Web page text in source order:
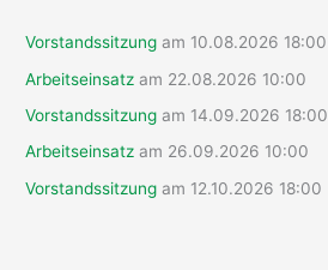
n
n
a
Vorstandssitzung am 10.08.2026 18:00
Arbeitseinsatz am 22.08.2026 10:00
Vorstandssitzung am 14.09.2026 18:00
Arbeitseinsatz am 26.09.2026 10:00
Vorstandssitzung am 12.10.2026 18:00